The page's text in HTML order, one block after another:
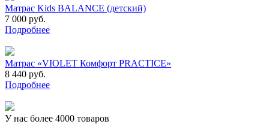
Матрас Kids BALANCE (детский)
7 000 руб.
Подробнее
Матрас «VIOLET Комфорт PRACTICE»
8 440 руб.
Подробнее
У нас более 4000 товаров